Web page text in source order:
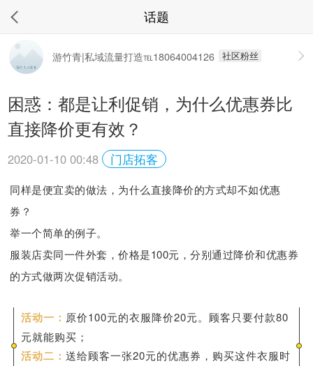
话题
游竹青|私域流量打造℡18064004126 社区粉丝
困惑：都是让利促销，为什么优惠券比
直接降价更有效？
2020-01-10 00:48 门店拓客
同样是便宜卖的做法，为什么直接降价的方式却不如优惠
券？
举一个简单的例子。
服装店卖同一件外套，价格是100元，分别通过降价和优惠券
的方式做两次促销活动。
活动一： 原价100元的衣服降价20元。顾客只要付款80
元就能购买；
活动二：送给顾客一张20元的优惠券，购买这件衣服时